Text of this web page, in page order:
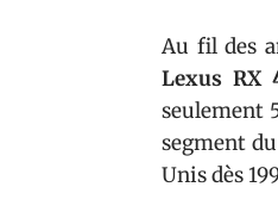
Au fil des
Lexus RX
seulement
segment
Unis dès